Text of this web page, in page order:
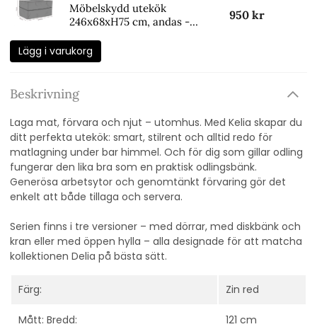
Möbelskydd utekök
246x68xH75 cm, andas -
950 kr
Lägg i varukorg
Beskrivning
Laga mat, förvara och njut – utomhus. Med Kelia skapar du
ditt perfekta utekök: smart, stilrent och alltid redo för
matlagning under bar himmel. Och för dig som gillar odling
fungerar den lika bra som en praktisk odlingsbänk.
Generösa arbetsytor och genomtänkt förvaring gör det
enkelt att både tillaga och servera.
Serien finns i tre versioner – med dörrar, med diskbänk och
kran eller med öppen hylla – alla designade för att matcha
kollektionen Delia på bästa sätt.
Färg: Zin red
Mått: Bredd: 121 cm